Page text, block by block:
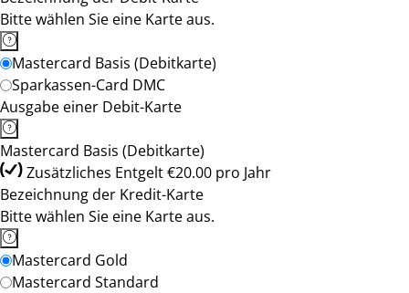
Bitte wählen Sie eine Karte aus.
Mastercard Basis (Debitkarte)
Sparkassen-Card DMC
Ausgabe einer Debit-Karte
Mastercard Basis (Debitkarte)
Zusätzliches Entgelt €20.00 pro Jahr
Bezeichnung der Kredit-Karte
Bitte wählen Sie eine Karte aus.
Mastercard Gold
Mastercard Standard